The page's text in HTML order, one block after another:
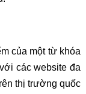
của một từ khóa
các website đa
thị trường quốc